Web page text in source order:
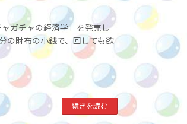
ガチャの経済学」を発売し
の財布の小銭で、回しても欲
続きを読む